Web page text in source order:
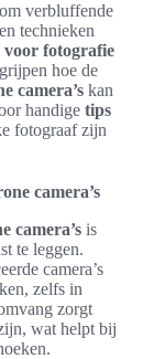
verbluffende
technieken
voor fotografie
hoe de
camera’s kan
handige tips
fotograaf zijn
camera’s
camera’s is
te leggen.
camera’s
zelfs in
zorgt
wat helpt bij